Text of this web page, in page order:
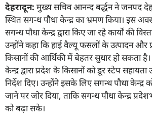
देहरादून: मुख्य सचिव आनन्द बर्द्धन ने जनपद
स्थित सगन्ध पौधा केन्द्र का भ्रमण किया। इस
सगन्ध पौधा केन्द्र द्वारा किए जा रहे कार्यों की
उन्होंने कहा कि हाई वैल्यू फसलों के उत्पादन
किसानों की आर्थिकी में बेहतर सुधार हो सकता है।
केन्द्र द्वारा प्रदेश के किसानों को डूर स्टेप
निर्देश दिए। उन्होंने इसके लिए सगन्ध पौधा
जाने पर जोर दिया, ताकि सगन्ध पौधा केन्द्र
को बढ़ा सके।